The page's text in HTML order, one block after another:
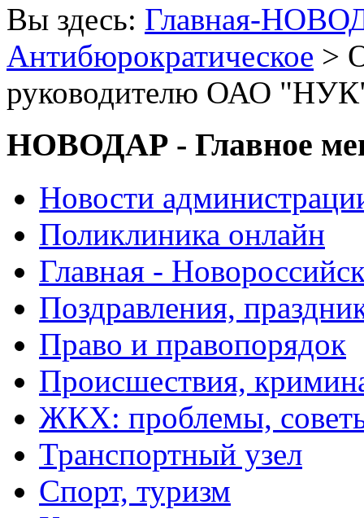
Вы здесь: Главная-
Антибюрократическое >
руководителю ОАО
НОВОДАР - Главное
Новости
Поликлиника онлайн
Главная -
Поздравления,
Право и правопорядок
Происшествия,
ЖКХ: проблемы,
Транспортный узел
Спорт, туризм